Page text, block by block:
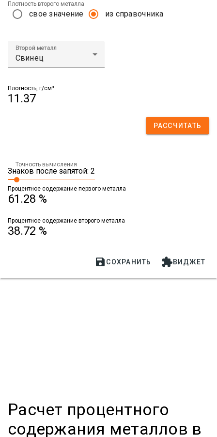
Плотность второго металла
свое значение из справочника
Второй металл
Плотность, г/см³
11.37
РАССЧИТАТЬ
Точность вычисления
Знаков после запятой: 2
Процентное содержание первого металла
61.28 %
Процентное содержание второго металла
38.72 %
 СОХРАНИТЬ ВИДЖЕТ
Расчет процентного
содержания металлов в